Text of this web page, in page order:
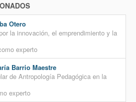
Otero
la innovación, el emprendimiento y la
experto
Barrio Maestre
de Antropología Pedagógica en la
experto